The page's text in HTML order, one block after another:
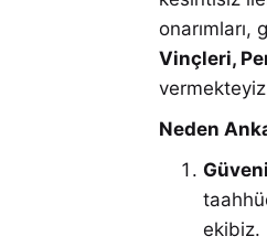
Vinçleri,
Neden
ekibiz.